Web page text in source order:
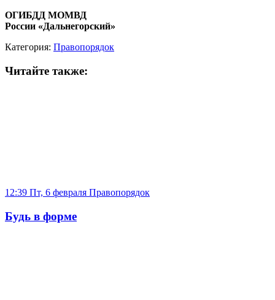
ОГИБДД МОМВД
России «Дальнегорский»
Категория: Правопорядок
Читайте также:
12:39 Пт, 6 февраля Правопорядок
Будь в форме